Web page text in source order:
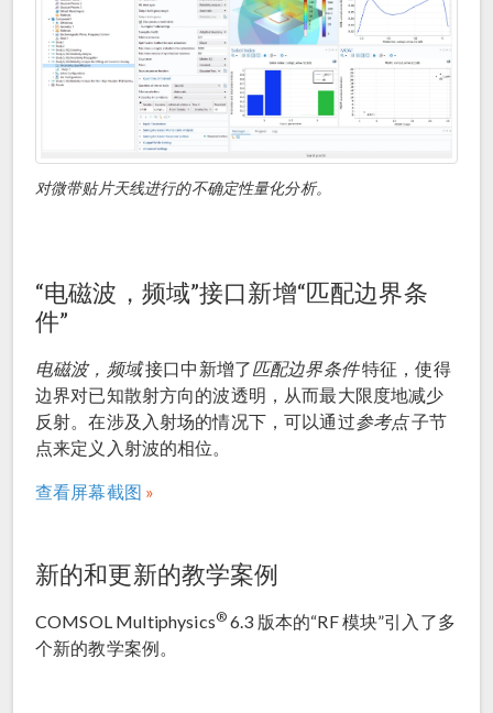
对微带贴片天线进行的不确定性量化分析。
“电磁波，频域”接口新增“匹配边界条
件”
电磁波，频域接口中新增了匹配边界条件特征，使得
边界对已知散射方向的波透明，从而最大限度地减少
反射。在涉及入射场的情况下，可以通过参考点子节
点来定义入射波的相位。
查看屏幕截图
新的和更新的教学案例
COMSOL Multiphysics® 6.3 版本的“RF 模块”引入了多
个新的教学案例。